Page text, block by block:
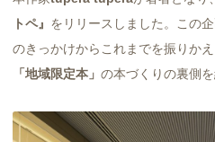
トペ』 をリリースしました。この
のきっかけからこれまでを振りかえ
「地域限定本」 の本づくりの裏側を